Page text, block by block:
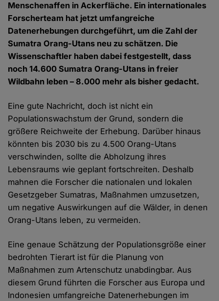
Menschenaffen in Ackerfläche. Ein internationales
Forscherteam hat jetzt umfangreiche
Datenerhebungen durchgeführt, um die Zahl der
Sumatra Orang-Utans neu zu schätzen. Die
Wissenschaftler haben dabei festgestellt, dass
noch 14.600 Sumatra Orang-Utans in freier
Wildbahn leben – 8.000 mehr als bisher gedacht.
Eine gute Nachricht, doch ist nicht ein
Populationswachstum der Grund, sondern die
größere Reichweite der Erhebung. Darüber hinaus
könnten bis 2030 bis zu 4.500 Orang-Utans
verschwinden, sollte die Abholzung ihres
Lebensraums wie geplant fortschreiten. Deshalb
mahnen die Forscher die nationalen und lokalen
Gesetzgeber Sumatras, Maßnahmen umzusetzen,
um negative Auswirkungen auf die Wälder, in denen
Orang-Utans leben, zu vermeiden.
Eine genaue Schätzung der Populationsgröße einer
bedrohten Tierart ist für die Planung von
Maßnahmen zum Artenschutz unabdingbar. Aus
diesem Grund führten die Forscher aus Europa und
Indonesien umfangreiche Datenerhebungen im